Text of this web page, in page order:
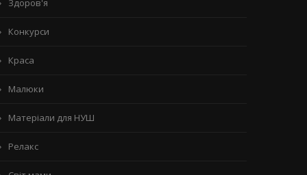
Здоров'я
Конкурси
Краса
Малюки
Матеріали для НУШ
Релакс